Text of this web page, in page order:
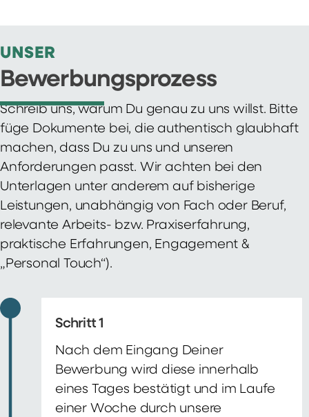
UNSER
Bewerbungsprozess
Schreib uns, warum Du genau zu uns willst. Bitte
füge Dokumente bei, die authentisch glaubhaft
machen, dass Du zu uns und unseren
Anforderungen passt. Wir achten bei den
Unterlagen unter anderem auf bisherige
Leistungen, unabhängig von Fach oder Beruf,
relevante Arbeits- bzw. Praxiserfahrung,
praktische Erfahrungen, Engagement &
„Personal Touch“).
Schritt 1
Nach dem Eingang Deiner
Bewerbung wird diese innerhalb
eines Tages bestätigt und im Laufe
einer Woche durch unsere